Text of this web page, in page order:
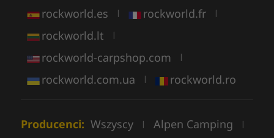
rockworld.es | rockworld.fr |
rockworld.lt |
rockworld-carpshop.com |
rockworld.com.ua | rockworld.ro
Producenci: Wszyscy | Alpen Camping |